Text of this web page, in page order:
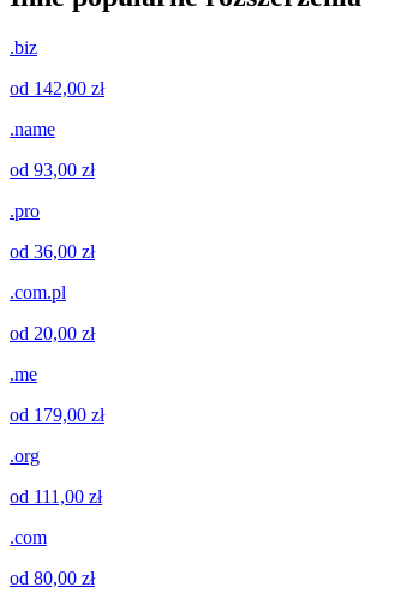
.biz
od 142,00 zł
.name
od 93,00 zł
.pro
od 36,00 zł
.com.pl
od 20,00 zł
.me
od 179,00 zł
.org
od 111,00 zł
.com
od 80,00 zł